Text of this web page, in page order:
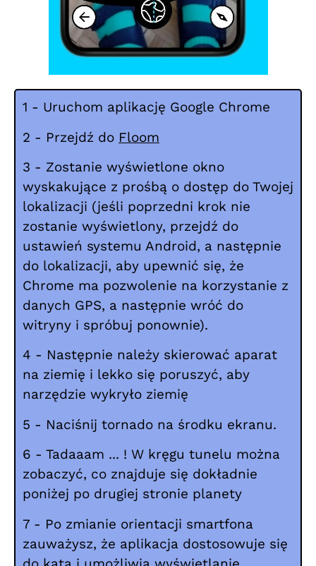
1 - Uruchom aplikację Google Chrome
2 - Przejdź do Floom
3 - Zostanie wyświetlone okno
wyskakujące z prośbą o dostęp do Twojej
lokalizacji (jeśli poprzedni krok nie
zostanie wyświetlony, przejdź do
ustawień systemu Android, a następnie
do lokalizacji, aby upewnić się, że
Chrome ma pozwolenie na korzystanie z
danych GPS, a następnie wróć do
witryny i spróbuj ponownie).
4 - Następnie należy skierować aparat
na ziemię i lekko się poruszyć, aby
narzędzie wykryło ziemię
5 - Naciśnij tornado na środku ekranu.
6 - Tadaaam ... ! W kręgu tunelu można
zobaczyć, co znajduje się dokładnie
poniżej po drugiej stronie planety
7 - Po zmianie orientacji smartfona
zauważysz, że aplikacja dostosowuje się